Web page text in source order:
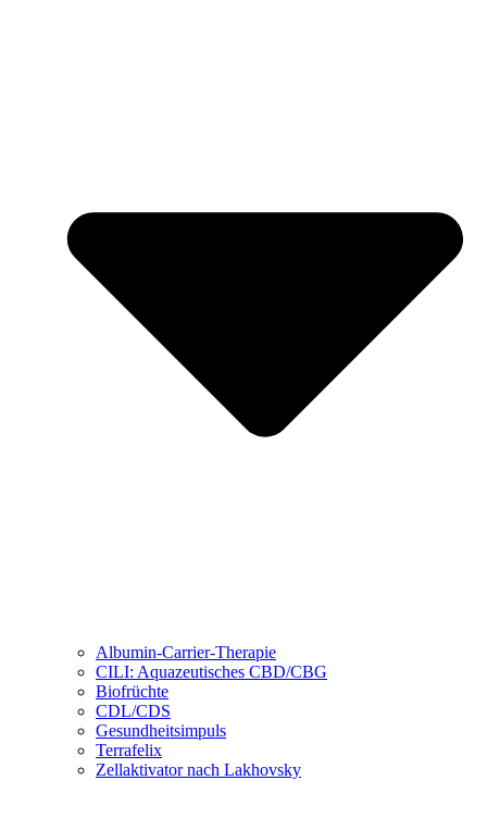
Albumin-Carrier-Therapie
CILI: Aquazeutisches CBD/CBG
Biofrüchte
CDL/CDS
Gesundheitsimpuls
Terrafelix
Zellaktivator nach Lakhovsky